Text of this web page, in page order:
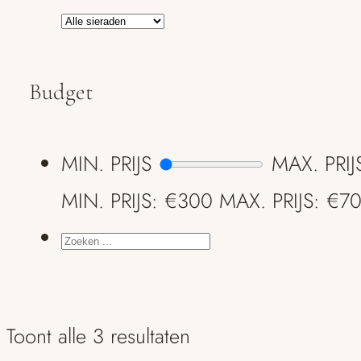
Budget
MIN. PRIJS
MAX.
MIN. PRIJS: €300 MAX. PRIJS:
ZOEKEN
Toont alle 3 resultaten